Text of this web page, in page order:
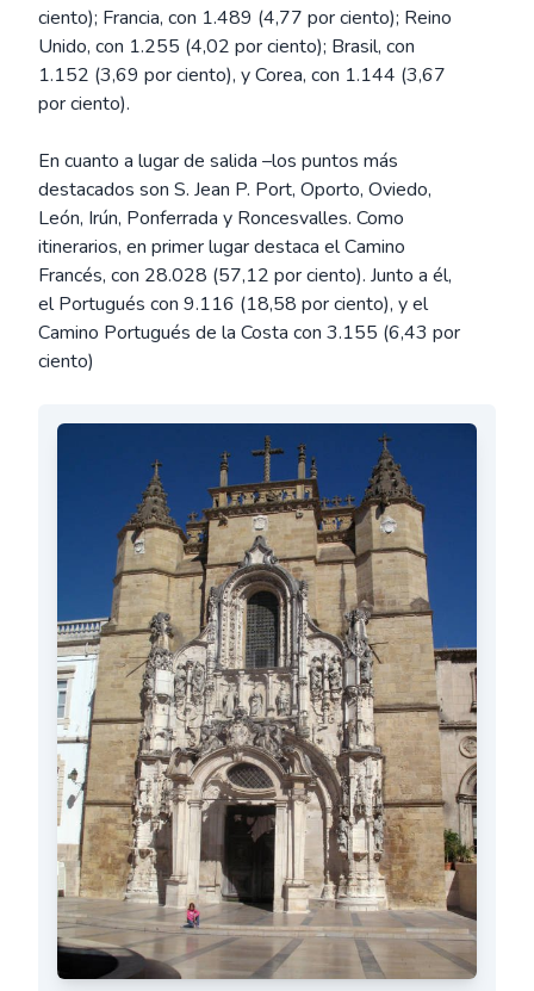
ciento); Francia, con 1.489 (4,77 por ciento); Reino
Unido, con 1.255 (4,02 por ciento); Brasil, con
1.152 (3,69 por ciento), y Corea, con 1.144 (3,67
por ciento).
En cuanto a lugar de salida –los puntos más
destacados son S. Jean P. Port, Oporto, Oviedo,
León, Irún, Ponferrada y Roncesvalles. Como
itinerarios, en primer lugar destaca el Camino
Francés, con 28.028 (57,12 por ciento). Junto a él,
el Portugués con 9.116 (18,58 por ciento), y el
Camino Portugués de la Costa con 3.155 (6,43 por
ciento)